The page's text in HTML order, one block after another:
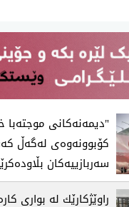
"دیمه‌نه‌كانی‌ موجته‌با
كۆبوونه‌وه‌ی‌ له‌گه‌ڵ‌
سه‌ربازییه‌كان
راوێژكارێك لە بواری